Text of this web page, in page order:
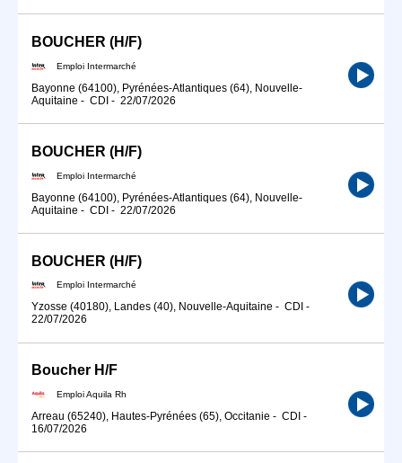
BOUCHER (H/F)
Emploi Intermarché
Bayonne (64100), Pyrénées-Atlantiques (64), Nouvelle-
Aquitaine - CDI - 22/07/2026
BOUCHER (H/F)
Emploi Intermarché
Bayonne (64100), Pyrénées-Atlantiques (64), Nouvelle-
Aquitaine - CDI - 22/07/2026
BOUCHER (H/F)
Emploi Intermarché
Yzosse (40180), Landes (40), Nouvelle-Aquitaine - CDI -
22/07/2026
Boucher H/F
Emploi Aquila Rh
Arreau (65240), Hautes-Pyrénées (65), Occitanie - CDI -
16/07/2026